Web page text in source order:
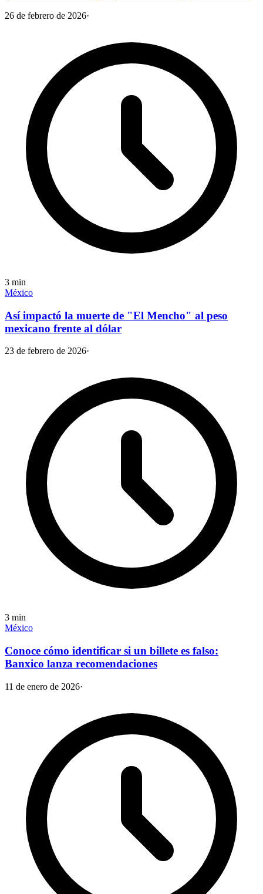
26 de febrero de 2026·
3 min
México
Así impactó la muerte de "El Mencho" al peso
mexicano frente al dólar
23 de febrero de 2026·
3 min
México
Conoce cómo identificar si un billete es falso:
Banxico lanza recomendaciones
11 de enero de 2026·